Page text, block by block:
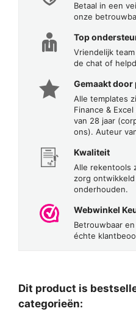
Betaal in een
onze
Top
Vriendelijk
de chat of
Gemaakt
Alle templates
Finance &
van 28 jaar
ons). Auteur
Kwaliteit
Alle rekentools
zorg
onderhouden.
Webwinkel
Betrouwbaar
échte
Dit product is
categorieën: